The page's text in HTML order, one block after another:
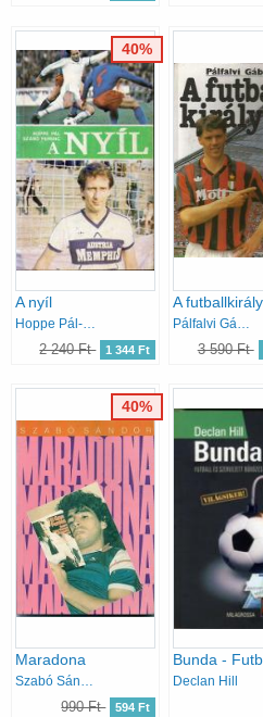
A nyíl
2 240 Ft 1 344 Ft
40%
3 590 Ft
Maradona
Szabó Sándor
990 Ft 594 Ft
40%
Declan Hill